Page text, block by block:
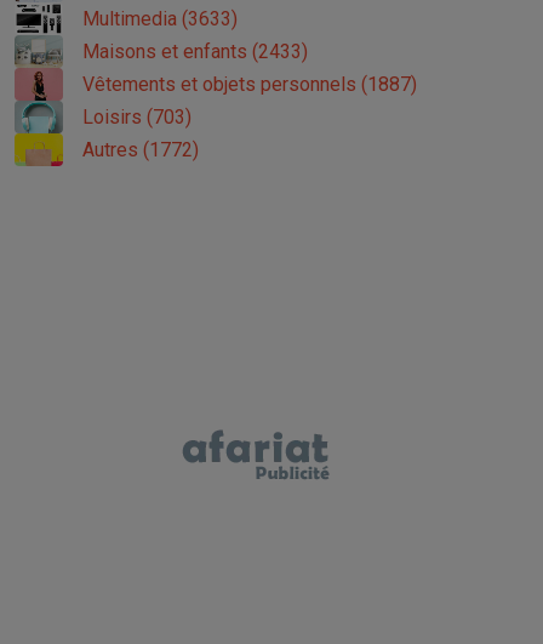
Multimedia (3633)
Maisons et enfants (2433)
Vêtements et objets personnels (1887)
Loisirs (703)
Autres (1772)